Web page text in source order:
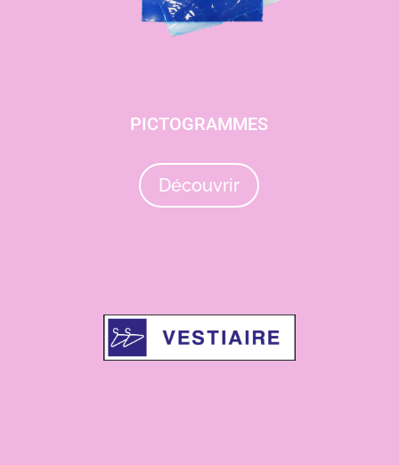
PICTOGRAMMES
Découvrir